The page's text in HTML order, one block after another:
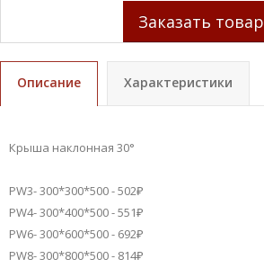
Заказать товар
Описание Характеристики
Крыша наклонная 30°
PW3- 300*300*500 - 502₽
PW4- 300*400*500 - 551₽
PW6- 300*600*500 - 692₽
PW8- 300*800*500 - 814₽